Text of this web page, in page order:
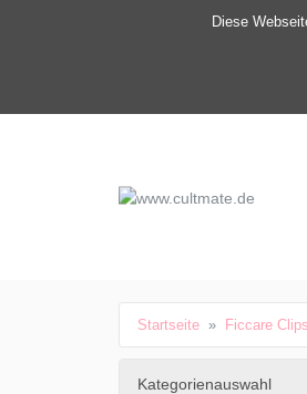
Diese
Startseite Ficcare Clips
Kategorienauswahl